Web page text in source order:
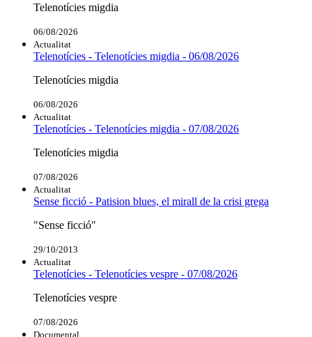
Telenotícies migdia
06/08/2026
Actualitat
Telenotícies - Telenotícies migdia - 06/08/2026
Telenotícies migdia
06/08/2026
Actualitat
Telenotícies - Telenotícies migdia - 07/08/2026
Telenotícies migdia
07/08/2026
Actualitat
Sense ficció - Patision blues, el mirall de la crisi grega
"Sense ficció"
29/10/2013
Actualitat
Telenotícies - Telenotícies vespre - 07/08/2026
Telenotícies vespre
07/08/2026
Documental